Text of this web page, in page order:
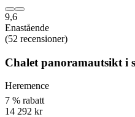
9,6
Enastående
(52 recensioner)
Chalet panoramautsikt i
Heremence
7 % rabatt
14 292 kr